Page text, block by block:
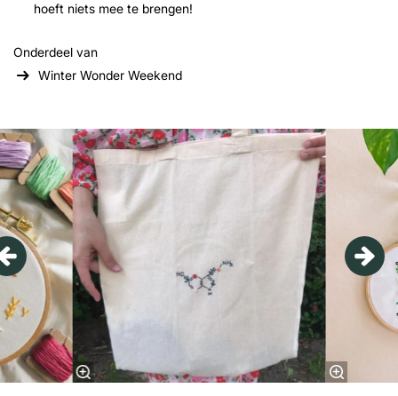
hoeft niets mee te brengen!
Onderdeel van
Winter Wonder Weekend
Overslaan